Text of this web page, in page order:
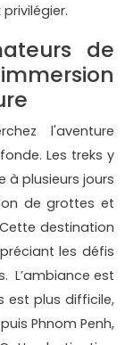
de
l'aventure
Les treks y
à plusieurs jours
de grottes et
destination
les défis
L’ambiance est
est plus difficile,
Phnom Penh,